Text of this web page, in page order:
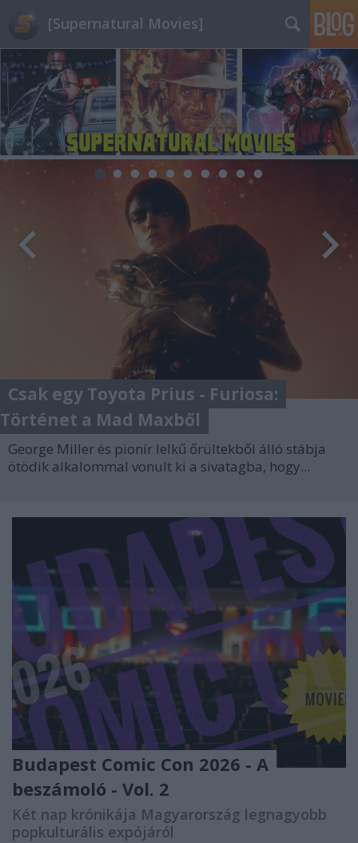
[Supernatural Movies]
Csak egy Toyota Prius - Furiosa:
Történet a Mad Maxből
George Miller és pionír lelkű őrültekből álló stábja
ötödik alkalommal vonult ki a sivatagba, hogy...
Budapest Comic Con 2026 - A
beszámoló - Vol. 2
Két nap krónikája Magyarország legnagyobb
popkulturális expójáról